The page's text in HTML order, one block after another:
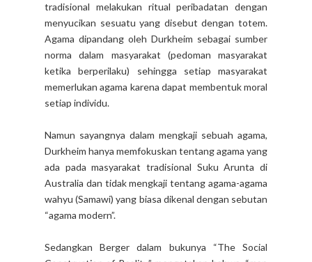
tradisional melakukan ritual peribadatan dengan
menyucikan sesuatu yang disebut dengan totem.
Agama dipandang oleh Durkheim sebagai sumber
norma dalam masyarakat (pedoman masyarakat
ketika berperilaku) sehingga setiap masyarakat
memerlukan agama karena dapat membentuk moral
setiap individu.
Namun sayangnya dalam mengkaji sebuah agama,
Durkheim hanya memfokuskan tentang agama yang
ada pada masyarakat tradisional Suku Arunta di
Australia dan tidak mengkaji tentang agama-agama
wahyu (Samawi) yang biasa dikenal dengan sebutan
“agama modern”.
Sedangkan Berger dalam bukunya “The Social